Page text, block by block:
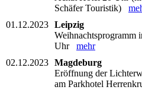
Schäfer Touristik)
01.12.2023 Leipzig
Weihnachtsprogramm
Uhr mehr
02.12.2023 Magdeburg
Eröffnung der
am Parkhotel